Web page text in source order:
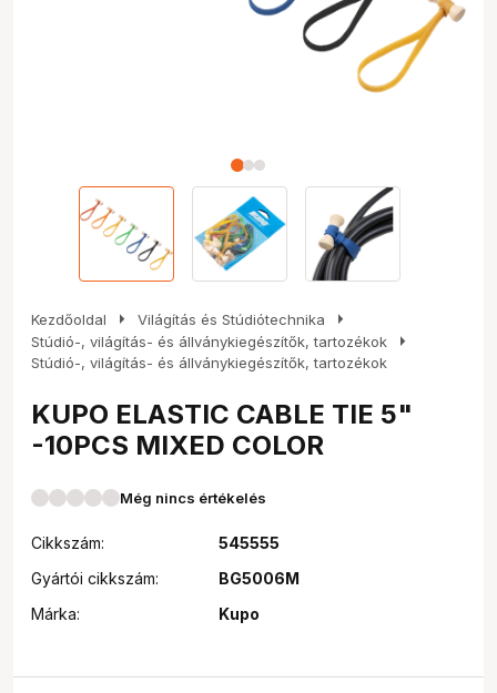
Kezdőoldal arrow_right Világítás és Stúdiótechnika arrow_right
Stúdió-, világítás- és állványkiegészítők, tartozékok arrow_right
Stúdió-, világítás- és állványkiegészítők, tartozékok
KUPO ELASTIC CABLE TIE 5"
-10PCS MIXED COLOR
Még nincs értékelés
Cikkszám:
545555
Gyártói cikkszám:
BG5006M
Márka:
Kupo